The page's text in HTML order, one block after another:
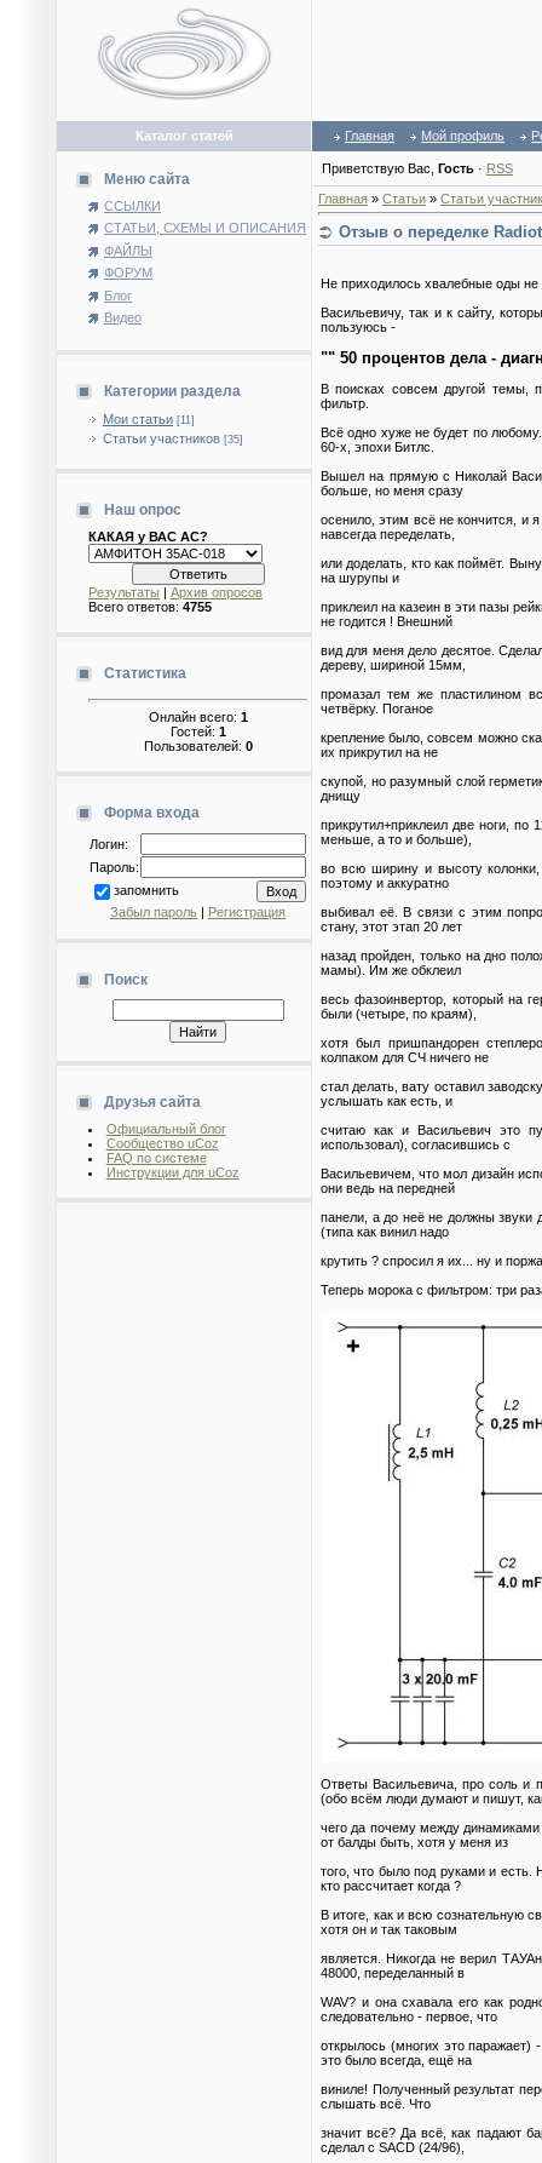
Каталог статей Главная Мой профиль
Меню сайта
ССЫЛКИ
СТАТЬИ, СХЕМЫ И ОПИСАНИЯ
ФАЙЛЫ
ФОРУМ
Блог
Видео
Категории раздела
Мои статьи [11]
Статьи участников [35]
Наш опрос
КАКАЯ у ВАС АС?
Результаты | Архив опросов
Всего ответов: 4755
Статистика
Онлайн всего: 1
Гостей: 1
Пользователей: 0
Форма входа
Логин:
Пароль:
запомнить
Забыл пароль | Регистрация
Поиск
Друзья сайта
Официальный блог
Сообщество uCoz
FAQ по системе
Инструкции для uCoz
Приветствую Вас Гость · RSS
Главная » Статьи » Статьи
Отзыв о переделке
Не приходилось хвалебные оды не
Васильевичу, так и к сайту,
пользуюсь -
"" 50 процентов дела -
В поисках совсем другой темы,
фильтр.
Всё одно хуже не будет по
60-х, эпохи Битлс.
Вышел на прямую с Николай
больше, но меня сразу
осенило, этим всё не кончится, и
навсегда переделать,
или доделать, кто как поймёт.
на шурупы и
приклеил на казеин в эти пазы
не годится ! Внешний
вид для меня дело десятое.
дереву, шириной 15мм,
промазал тем же пластилином
четвёрку. Поганое
крепление было, совсем можно
их прикрутил на не
скупой, но разумный слой
днищу
прикрутил+приклеил две ноги,
меньше, а то и больше),
во всю ширину и высоту колонки,
поэтому и аккуратно
выбивал её. В связи с этим
стану, этот этап 20 лет
назад пройден, только на дно
мамы). Им же обклеил
весь фазоинвертор, который на
были (четыре, по краям),
хотя был пришпандорен
колпаком для СЧ ничего не
стал делать, вату оставил
услышать как есть, и
считаю как и Васильевич это
использовал), согласившись с
Васильевичем, что мол дизайн
они ведь на передней
панели, а до неё не должны звуки
(типа как винил надо
крутить ? спросил я их... ну и
Теперь морока с фильтром: три
Ответы Васильевича, про соль и
(обо всём люди думают и пишут,
чего да почему между
от балды быть, хотя у меня из
того, что было под руками и
кто рассчитает когда ?
В итоге, как и всю сознательную
хотя он и так таковым
является. Никогда не верил
48000, переделанный в
WAV? и она схавала его как
следовательно - первое, что
открылось (многих это паражает)
это было всегда, ещё на
виниле! Полученный результат
слышать всё. Что
значит всё? Да всё, как падают
сделал с SACD (24/96),